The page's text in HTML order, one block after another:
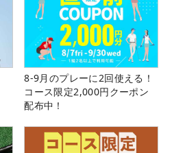
8-9月のプレーに2回使える！
コース限定2,000円クーポン
配布中！